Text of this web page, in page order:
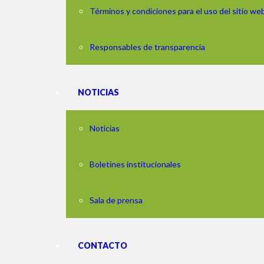
Términos y condiciones para el uso del sitio
Responsables de transparencia
NOTICIAS
Noticias
Boletines institucionales
Sala de prensa
CONTACTO